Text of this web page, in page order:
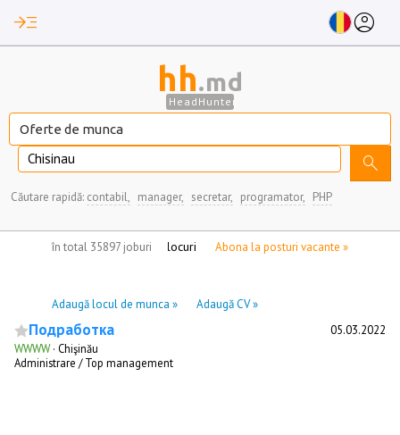
read_more account_circle
hh.md
HeadHunter
Chisinau search
Căutare rapidă: contabil, manager, secretar, programator, PHP
în total 35897 joburi Abona la posturi vacante »
nu aveți locuri de munca marcate
Adaugă locul de munca » Adaugă CV »
Подработка 05.03.2022
WWWW· Chişinău
Administrare / Top management